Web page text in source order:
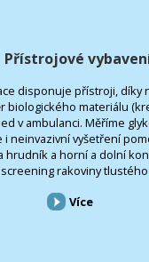
Přístrojové
disponuje přístroji, díky
biologického materiálu
v ambulanci. Měříme
i neinvazivní vyšetření
hrudník a horní a dolní
rakoviny
Více